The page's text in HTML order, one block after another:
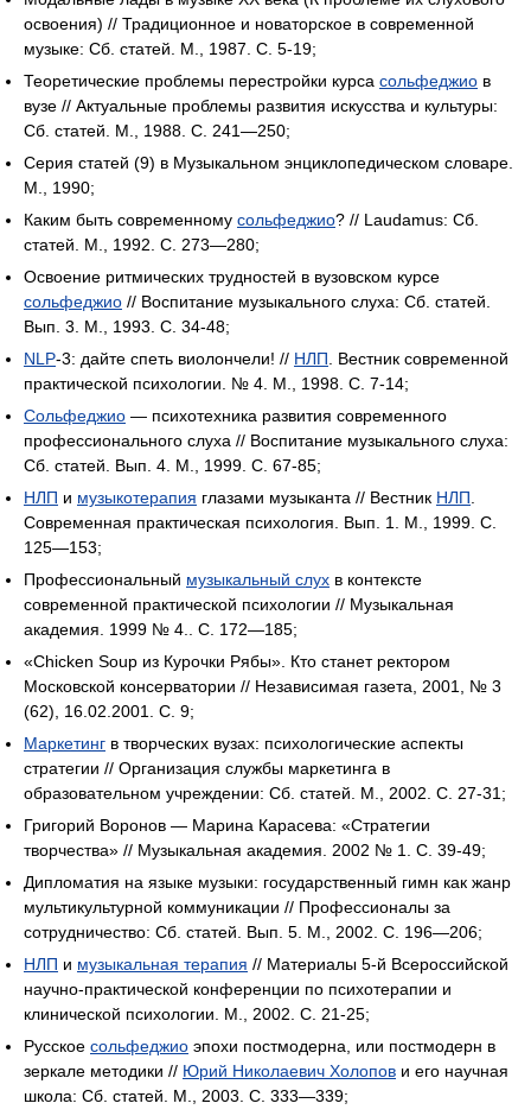
освоения) // Традиционное и новаторское в современной
музыке: Сб. статей. М., 1987. С. 5-19;
Теоретические проблемы перестройки курса сольфеджио в
вузе // Актуальные проблемы развития искусства и культуры:
Сб. статей. М., 1988. С. 241—250;
Серия статей (9) в Музыкальном энциклопедическом словаре.
М., 1990;
Каким быть современному сольфеджио? // Laudamus: Сб.
статей. М., 1992. С. 273—280;
Освоение ритмических трудностей в вузовском курсе
сольфеджио // Воспитание музыкального слуха: Сб. статей.
Вып. 3. М., 1993. С. 34-48;
NLP-3: дайте спеть виолончели! // НЛП. Вестник современной
практической психологии. № 4. М., 1998. С. 7-14;
Сольфеджио — психотехника развития современного
профессионального слуха // Воспитание музыкального слуха:
Сб. статей. Вып. 4. М., 1999. С. 67-85;
НЛП и музыкотерапия глазами музыканта // Вестник НЛП.
Современная практическая психология. Вып. 1. М., 1999. С.
125—153;
Профессиональный музыкальный слух в контексте
современной практической психологии // Музыкальная
академия. 1999 № 4.. С. 172—185;
«Chicken Soup из Курочки Рябы». Кто станет ректором
Московской консерватории // Независимая газета, 2001, № 3
(62), 16.02.2001. С. 9;
Маркетинг в творческих вузах: психологические аспекты
стратегии // Организация службы маркетинга в
образовательном учреждении: Сб. статей. М., 2002. С. 27-31;
Григорий Воронов — Марина Карасева: «Стратегии
творчества» // Музыкальная академия. 2002 № 1. C. 39-49;
Дипломатия на языке музыки: государственный гимн как жанр
мультикультурной коммуникации // Профессионалы за
сотрудничество: Сб. статей. Вып. 5. М., 2002. С. 196—206;
НЛП и музыкальная терапия // Материалы 5-й Всероссийской
научно-практической конференции по психотерапии и
клинической психологии. М., 2002. С. 21-25;
Русское сольфеджио эпохи постмодерна, или постмодерн в
зеркале методики // Юрий Николаевич Холопов и его научная
школа: Сб. статей. М., 2003. С. 333—339;